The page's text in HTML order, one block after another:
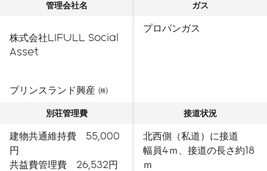
管理会社名
株式会社LIFULL Social
Asset
プリンスランド興産 ㈱
ガス
プロパンガス
別荘管理費
建物共通維持費 55,000
円
共益費管理費 26,532円
接道状況
北西側（私道）に接道
幅員4ｍ、接道の長さ約18
ｍ